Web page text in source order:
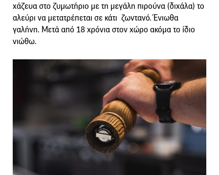
χάζευα στο ζυμωτήριο με τη μεγάλη πιρούνα (διχάλα) το
αλεύρι να μετατρέπεται σε κάτι ζωντανό. Ένιωθα
γαλήνη. Μετά από 18 χρόνια στον χώρο ακόμα το ίδιο
νιώθω.